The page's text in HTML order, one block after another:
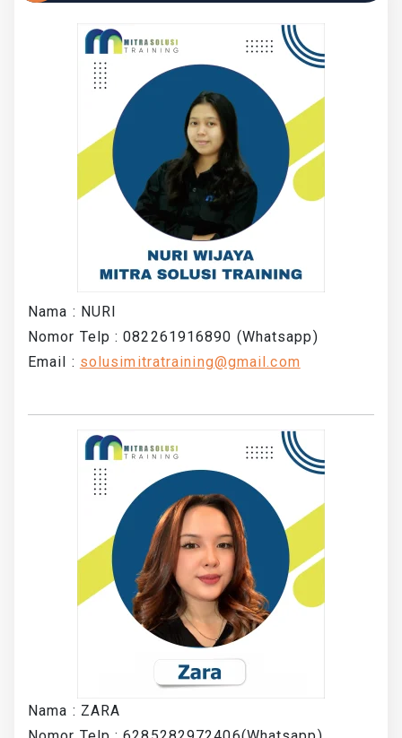
Nama : NURI
Nomor Telp : 082261916890 (Whatsapp)
Email : solusimitratraining@gmail.com
Nama : ZARA